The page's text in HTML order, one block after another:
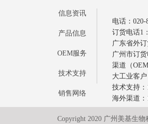
信息资讯
产品信息
OEM服务
技术支持
销售网络
电话：020-
订货电话1
广东省外
广州市订
渠道（
大工业客户
技术支持：
海外渠道：
Copyright 2020 广州美基生